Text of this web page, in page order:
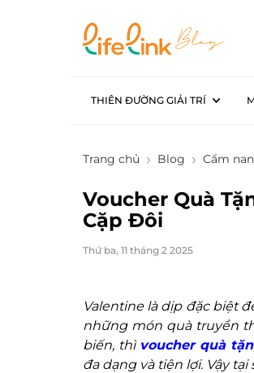
THIÊN ĐƯỜNG GIẢI TRÍ
Trang chủ Blog Cẩm
Voucher Quà
Cặp Đôi
Thứ ba, 11 tháng 2 2025
Valentine là dịp đặc biệt
những món quà truyền
biến, thì voucher quà
đa dạng và tiện lợi. Vậy